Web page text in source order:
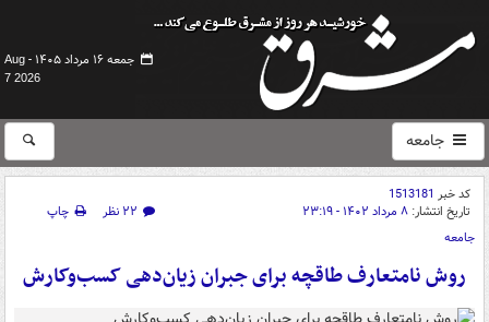
جمعه ۱۶ مرداد ۱۴۰۵ -
Aug
7 2026
جامعه
کد خبر 1513181
تاریخ انتشار: ۸ مرداد ۱۴۰۲ - ۲۳:۱۹ ۲۲ نظر
چاپ
جامعه
روش نامتعارف طاقچه برای جبران زیان‌دهی کسب‌وکارش